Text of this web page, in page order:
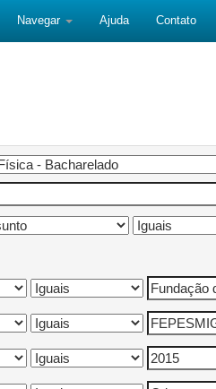
Navegar Ajuda Contato